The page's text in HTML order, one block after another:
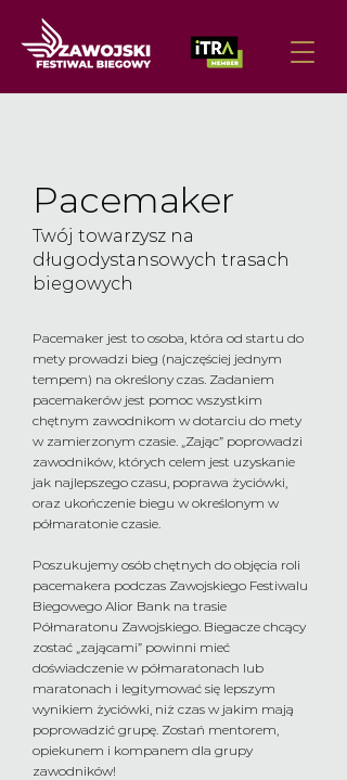
Pacemaker
Twój towarzysz na
długodystansowych trasach
biegowych
Pacemaker jest to osoba, która od startu do
mety prowadzi bieg (najczęściej jednym
tempem) na określony czas. Zadaniem
pacemakerów jest pomoc wszystkim
chętnym zawodnikom w dotarciu do mety
w zamierzonym czasie. „Zając” poprowadzi
zawodników, których celem jest uzyskanie
jak najlepszego czasu, poprawa życiówki,
oraz ukończenie biegu w określonym w
półmaratonie czasie.
Poszukujemy osób chętnych do objęcia roli
pacemakera podczas Zawojskiego Festiwalu
Biegowego Alior Bank na trasie
Półmaratonu Zawojskiego. Biegacze chcący
zostać „zającami” powinni mieć
doświadczenie w półmaratonach lub
maratonach i legitymować się lepszym
wynikiem życiówki, niż czas w jakim mają
poprowadzić grupę. Zostań mentorem,
opiekunem i kompanem dla grupy
zawodników!